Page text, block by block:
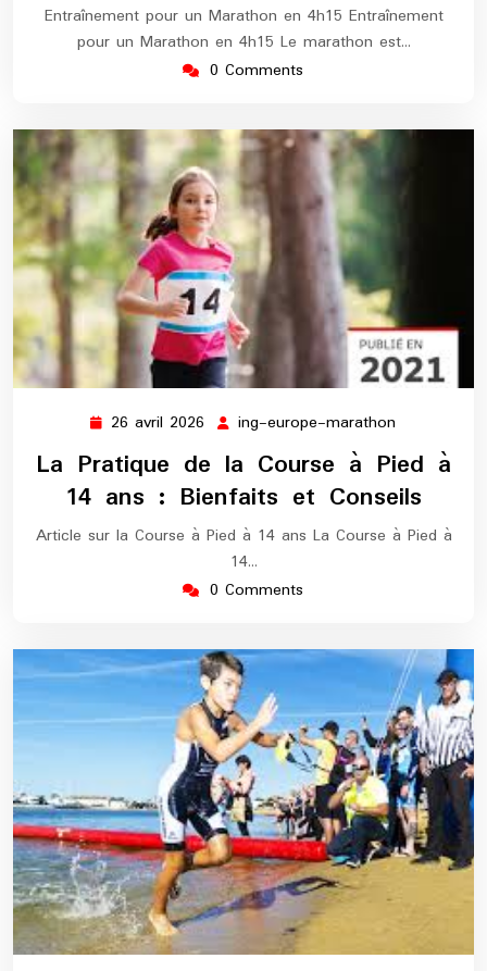
Entraînement pour un Marathon en 4h15 Entraînement
pour un Marathon en 4h15 Le marathon est…
0 Comments
26 avril 2026 26
avril
2026
ing-europe-marathon
europe-
marathon
La Pratique de la Course à Pied à
14 ans : Bienfaits et Conseils
Article sur la Course à Pied à 14 ans La Course à Pied à
14…
0 Comments